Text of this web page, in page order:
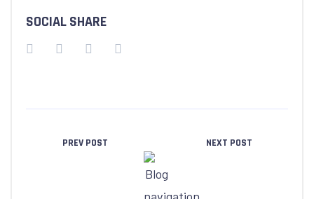
SOCIAL SHARE
PREV POST NEXT POST